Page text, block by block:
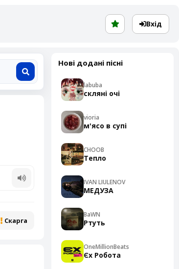
Вхід
Скарга
Нові додані пісні
labuba
скляні очі
vioria
м'ясо в супі
CHOOB
Тепло
IVAN LIULENOV
МЕДУЗА
BaWN
Ртуть
OneMillionBeats
Єх Робота